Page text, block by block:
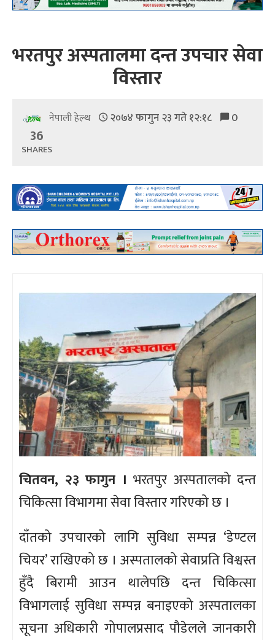
भरतपुर अस्पतालमा दन्त उपचार सेवा
विस्तार
नेपाली हेल्थ २०७४ फागुन २३ गते १२:१८ 0
36
SHARES
चितवन, २३ फागुन । भरतपुर अस्पतालको दन्त
चिकित्सा विभागमा सेवा विस्तार गरिएको छ ।
दाँतको उपचारको लागि सुविधा सम्पन्न ‘डेण्टल
चियर’ राखिएको छ । अस्पतालको सेवाप्रति विश्वस्त
हुँदै बिरामी आउन थालेपछि दन्त चिकित्सा
विभागलाई सुविधा सम्पन्न बनाइएको अस्पतालका
सूचना अधिकारी गोपालप्रसाद पौडेलले जानकारी